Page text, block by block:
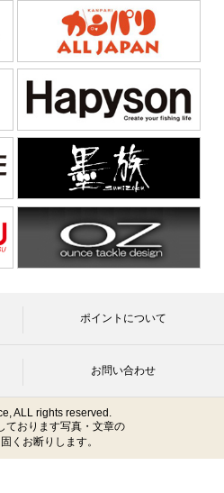
ポイントについて
お問い合わせ
ALL rights reserved.
ております写真・文章の
くお断りします。